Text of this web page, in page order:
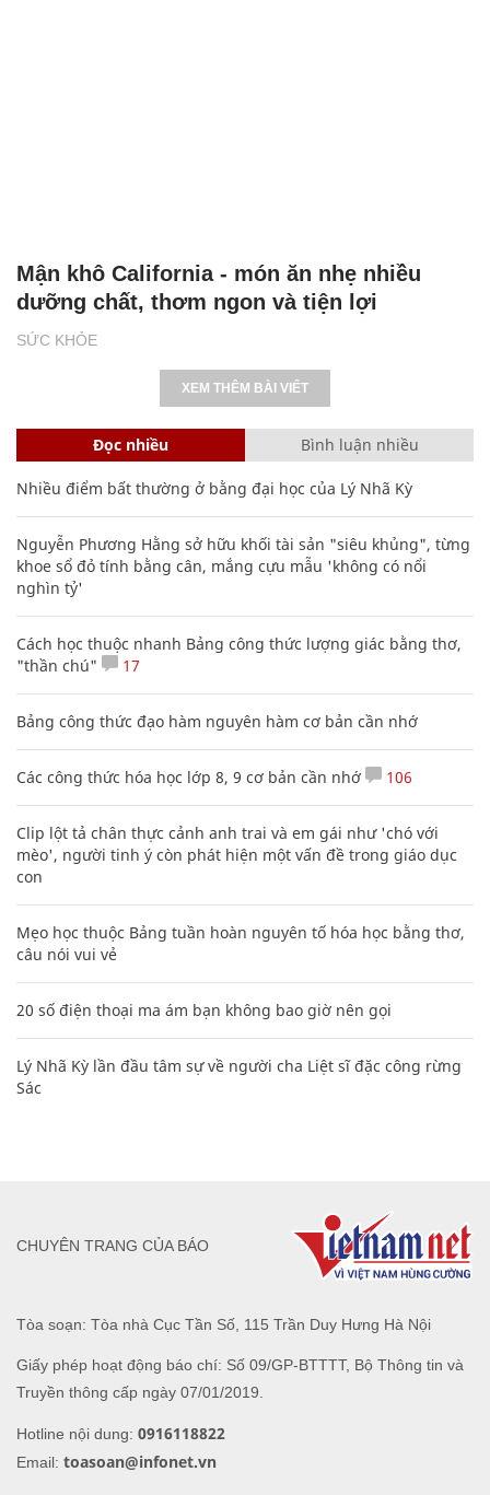
SỨC KHỎE
Mận khô California - món ăn nhẹ nhiều
dưỡng chất, thơm ngon và tiện lợi
XEM THÊM BÀI VIẾT
Đọc nhiều Bình luận nhiều
Nhiều điểm bất thường ở bằng đại học của Lý Nhã Kỳ
Nguyễn Phương Hằng sở hữu khối tài sản "siêu khủng", từng
khoe sổ đỏ tính bằng cân, mắng cựu mẫu 'không có nổi
nghìn tỷ'
Cách học thuộc nhanh Bảng công thức lượng giác bằng thơ,
"thần chú"
17
Bảng công thức đạo hàm nguyên hàm cơ bản cần nhớ
Các công thức hóa học lớp 8, 9 cơ bản cần nhớ 106
Clip lột tả chân thực cảnh anh trai và em gái như 'chó với
mèo', người tinh ý còn phát hiện một vấn đề trong giáo dục
con
Mẹo học thuộc Bảng tuần hoàn nguyên tố hóa học bằng thơ,
câu nói vui vẻ
20 số điện thoại ma ám bạn không bao giờ nên gọi
Lý Nhã Kỳ lần đầu tâm sự về người cha Liệt sĩ đặc công rừng
Sác
Tòa soạn: Tòa nhà Cục Tần Số, 115 Trần Duy Hưng Hà Nội
Giấy phép hoạt động báo chí: Số 09/GP-BTTTT, Bộ Thông tin và
Truyền thông cấp ngày 07/01/2019.
Hotline nội dung: 0916118822
Email: toasoan@infonet.vn
CHUYÊN TRANG CỦA BÁO